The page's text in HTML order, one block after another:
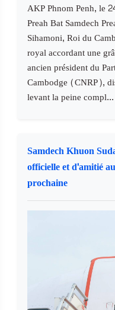
AKP Phnom Penh, le
Preah Bat Samdech
Sihamoni, Roi du
royal accordant une
ancien président du
Cambodge (CNRP),
levant la peine compl...
Samdech Khuon
officielle et d'amitié
prochaine